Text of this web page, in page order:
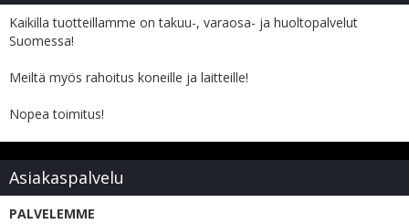
Kaikilla tuotteillamme on takuu-, varaosa- ja huoltopalvelut
Suomessa!
Meiltä myös rahoitus koneille ja laitteille!
Nopea toimitus!
Asiakaspalvelu
PALVELEMME